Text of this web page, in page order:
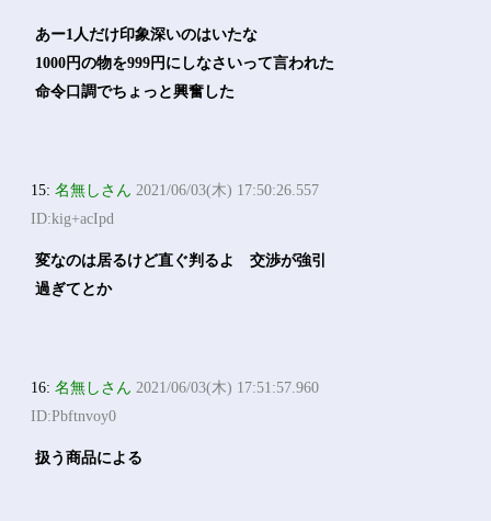
あー1人だけ印象深いのはいたな
1000円の物を999円にしなさいって言われた
命令口調でちょっと興奮した
15:名無しさん 2021/06/03(木) 17:50:26.557
ID:kig+acIpd
変なのは居るけど直ぐ判るよ 交渉が強引
過ぎてとか
16:名無しさん 2021/06/03(木) 17:51:57.960
ID:Pbftnvoy0
扱う商品による